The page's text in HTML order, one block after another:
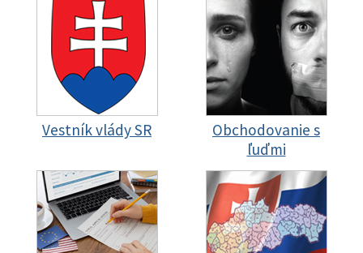
Vestník vlády SR
Obchodovanie s
ľuďmi